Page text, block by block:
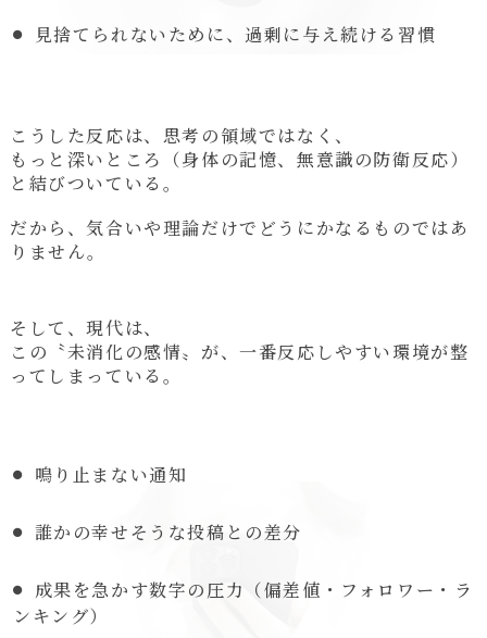
見捨てられないために、過剰に与え続ける習慣
こうした反応は、思考の領域ではなく、
もっと深いところ（身体の記憶、無意識の防衛反応）
と結びついている。
だから、気合いや理論だけでどうにかなるものではあ
りません。
そして、現代は、
この〝未消化の感情〟が、一番反応しやすい環境が整
ってしまっている。
鳴り止まない通知
誰かの幸せそうな投稿との差分
成果を急かす数字の圧力（偏差値・フォロワー・ラ
ンキング）